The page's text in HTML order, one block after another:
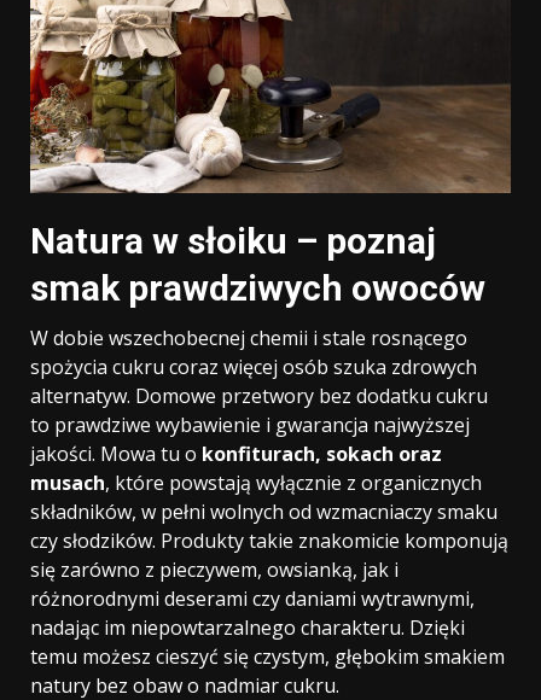
Natura w słoiku – poznaj
smak prawdziwych owoców
W dobie wszechobecnej chemii i stale rosnącego
spożycia cukru coraz więcej osób szuka zdrowych
alternatyw. Domowe przetwory bez dodatku cukru
to prawdziwe wybawienie i gwarancja najwyższej
jakości. Mowa tu o konfiturach, sokach oraz
musach, które powstają wyłącznie z organicznych
składników, w pełni wolnych od wzmacniaczy smaku
czy słodzików. Produkty takie znakomicie komponują
się zarówno z pieczywem, owsianką, jak i
różnorodnymi deserami czy daniami wytrawnymi,
nadając im niepowtarzalnego charakteru. Dzięki
temu możesz cieszyć się czystym, głębokim smakiem
natury bez obaw o nadmiar cukru.